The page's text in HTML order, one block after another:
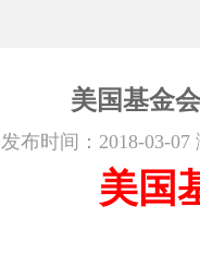
美国基金
发布时间：2018-03-07
美国